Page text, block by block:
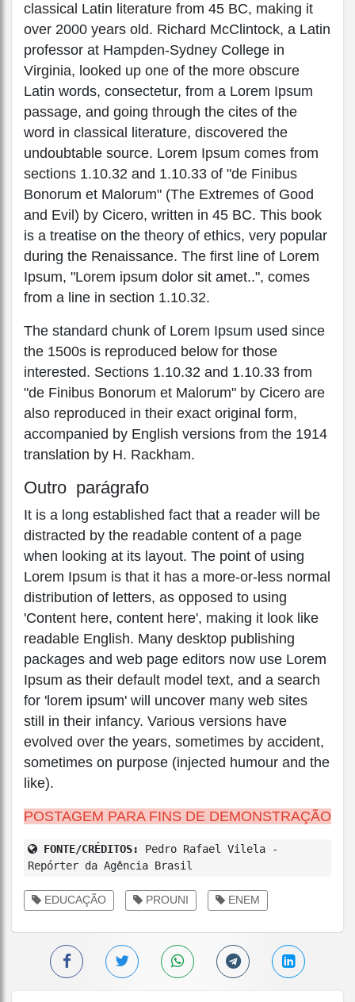
classical Latin literature from 45 BC, making it
over 2000 years old. Richard McClintock, a Latin
professor at Hampden-Sydney College in
Virginia, looked up one of the more obscure
Latin words, consectetur, from a Lorem Ipsum
passage, and going through the cites of the
word in classical literature, discovered the
undoubtable source. Lorem Ipsum comes from
sections 1.10.32 and 1.10.33 of "de Finibus
Bonorum et Malorum" (The Extremes of Good
and Evil) by Cicero, written in 45 BC. This book
is a treatise on the theory of ethics, very popular
during the Renaissance. The first line of Lorem
Ipsum, "Lorem ipsum dolor sit amet..", comes
from a line in section 1.10.32.
The standard chunk of Lorem Ipsum used since
the 1500s is reproduced below for those
interested. Sections 1.10.32 and 1.10.33 from
"de Finibus Bonorum et Malorum" by Cicero are
also reproduced in their exact original form,
accompanied by English versions from the 1914
translation by H. Rackham.
Outro parágrafo
It is a long established fact that a reader will be
distracted by the readable content of a page
when looking at its layout. The point of using
Lorem Ipsum is that it has a more-or-less normal
distribution of letters, as opposed to using
'Content here, content here', making it look like
readable English. Many desktop publishing
packages and web page editors now use Lorem
Ipsum as their default model text, and a search
for 'lorem ipsum' will uncover many web sites
still in their infancy. Various versions have
evolved over the years, sometimes by accident,
sometimes on purpose (injected humour and the
like).
POSTAGEM PARA FINS DE DEMONSTRAÇÃO
FONTE/CRÉDITOS:
Pedro Rafael Vilela -
Repórter da Agência Brasil
EDUCAÇÃO PROUNI ENEM